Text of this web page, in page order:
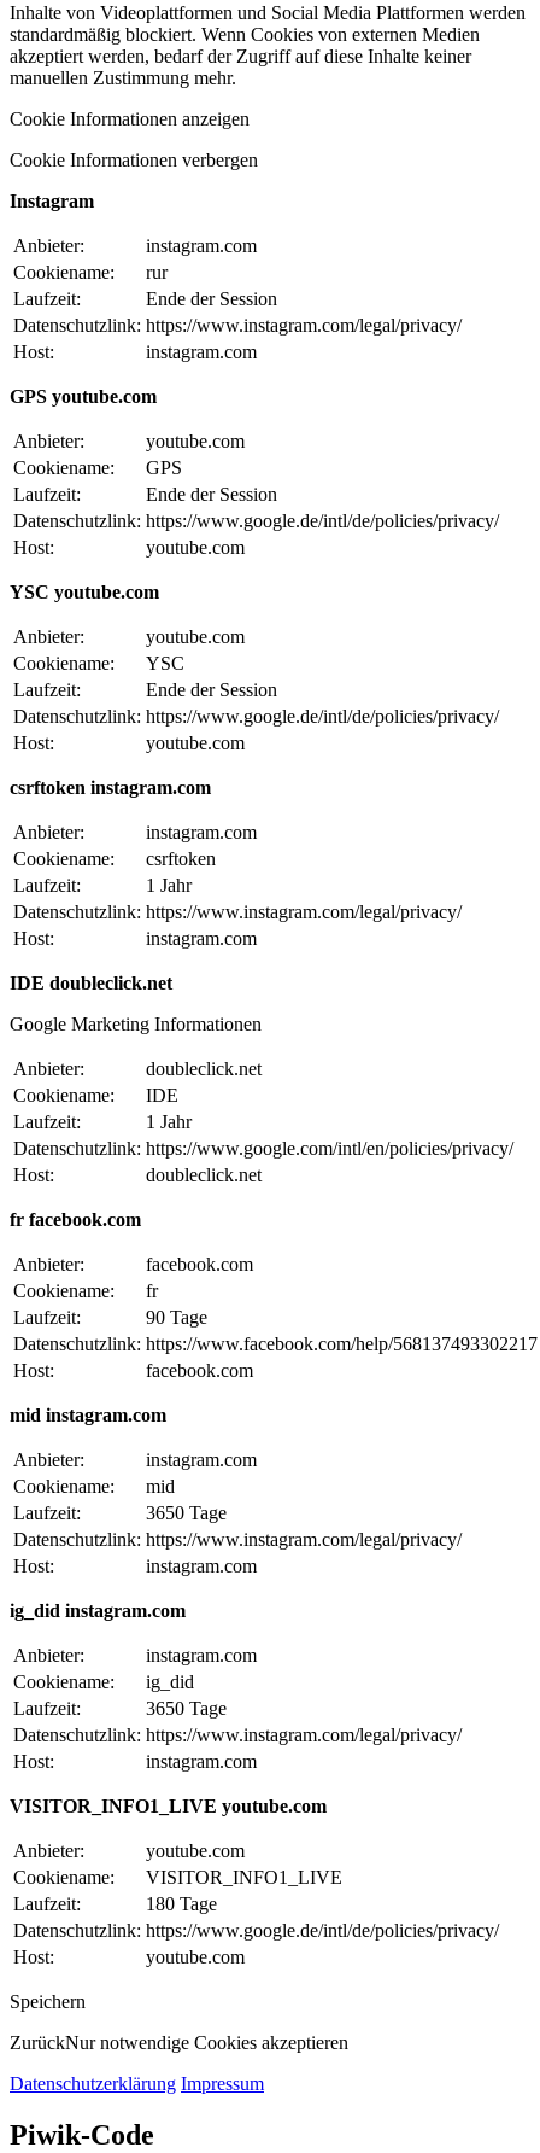
Inhalte von Videoplattformen und Social Media Plattformen werden
standardmäßig blockiert. Wenn Cookies von externen Medien
akzeptiert werden, bedarf der Zugriff auf diese Inhalte keiner
manuellen Zustimmung mehr.
Cookie Informationen anzeigen
Cookie Informationen verbergen
Instagram
Anbieter:
instagram.com
Cookiename:
rur
Laufzeit:
Ende der Session
Datenschutzlink: https://www.instagram.com/legal/privacy/
Host:
instagram.com
GPS youtube.com
Anbieter:
youtube.com
Cookiename:
GPS
Laufzeit:
Ende der Session
Datenschutzlink: https://www.google.de/intl/de/policies/privacy/
Host:
youtube.com
YSC youtube.com
Anbieter:
youtube.com
Cookiename:
YSC
Laufzeit:
Ende der Session
Datenschutzlink: https://www.google.de/intl/de/policies/privacy/
Host:
youtube.com
csrftoken instagram.com
Anbieter:
instagram.com
Cookiename:
csrftoken
Laufzeit:
1 Jahr
Datenschutzlink: https://www.instagram.com/legal/privacy/
Host:
instagram.com
IDE doubleclick.net
Google Marketing Informationen
Anbieter:
doubleclick.net
Cookiename:
IDE
Laufzeit:
1 Jahr
Datenschutzlink: https://www.google.com/intl/en/policies/privacy/
Host:
doubleclick.net
fr facebook.com
Anbieter:
facebook.com
Cookiename:
fr
Laufzeit:
90 Tage
Datenschutzlink: https://www.facebook.com/help/568137493302217
Host:
facebook.com
mid instagram.com
Anbieter:
instagram.com
Cookiename:
mid
Laufzeit:
3650 Tage
Datenschutzlink: https://www.instagram.com/legal/privacy/
Host:
instagram.com
ig_did instagram.com
Anbieter:
instagram.com
Cookiename:
ig_did
Laufzeit:
3650 Tage
Datenschutzlink: https://www.instagram.com/legal/privacy/
Host:
instagram.com
VISITOR_INFO1_LIVE youtube.com
Anbieter:
youtube.com
Cookiename:
VISITOR_INFO1_LIVE
Laufzeit:
180 Tage
Datenschutzlink: https://www.google.de/intl/de/policies/privacy/
Host:
youtube.com
Speichern
ZurückNur notwendige Cookies akzeptieren
Datenschutzerklärung Impressum
Piwik-Code